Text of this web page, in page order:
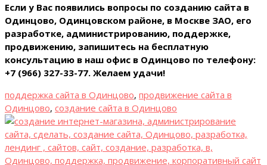
Если у Вас появились вопросы по созданию сайта в
Одинцово, Одинцовском районе, в Москве ЗАО, его
разработке, администрированию, поддержке,
продвижению, запишитесь на бесплатную
консультацию в наш офис в Одинцово по телефону:
+7 (966) 327-33-77. Желаем удачи!
поддержка сайта в Одинцово, продвижение сайта в
Одинцово, создание сайта в Одинцово